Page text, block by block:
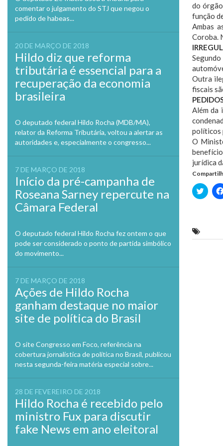
comentar o julgamento do STJ que negou o
pedido de habeas...
20 DE MARÇO DE 2018
Hildo diz que reforma
tributária é essencial para a
recuperação da economia
brasileira
O deputado federal Hildo Rocha (MDB/MA),
relator da Reforma Tributária, voltou a alertar as
autoridades e, especialmente o congresso...
7 DE MARÇO DE 2018
Início da pré-campanha de
Roseana Sarney repercute na
Câmara Federal
O deputado federal Hildo Rocha fez ontem o que
pode ser considerado o ponto de partida simbólico
do movimento...
7 DE MARÇO DE 2018
Ações de Hildo Rocha
ganham destaque no maior
site de política do Brasil
O site Congresso em Foco, referência na
cobertura jornalística de política no Brasil, publicou
nesta segunda-feira matéria especial sobre...
28 DE FEVEREIRO DE 2018
Hildo Rocha é recebido pelo
ministro Fux para discutir
fake News em ano eleitoral
do
função
Ambas
Coroba.
Outra
fiscais
Além da
políticos
O
jurídica
Clique
para